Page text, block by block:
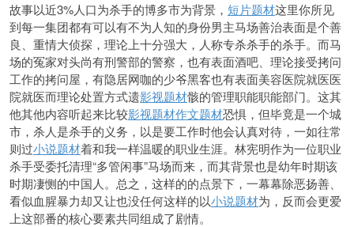
故事以近3%人口为杀手的博多市为背景， 短片题材这里你所见
到每一集团都有可以有不为人知的身份男主马场善治表面是个善
良、重情大侦探，理论上十分强大，人称专杀杀手的杀手。而马
场的冤家对头尚有刑警部的警察，也有表面酒吧、理论接受拷问
工作的拷问屋，有隐居网咖的少爷黑客也有表面美容医院就医医
院就医而理论处置方式遗影视题材骸的管理职能职能部门。这其
他其他内容听起来比较影视题材作文题材恐惧，但毕竟是一个城
市，杀人是杀手的义务，以是要工作时他会认真对待，一如往常
则过小说题材着和我一样温暖的职业生涯。林宪明作为一位职业
杀手受委托清理“多管闲事”马场而来，而其背景也是幼年时期该
时期凄恻的中国人。总之，这样的的点景下，一幕幕除恶扬善、
看似血腥暴力却又让也没任何这样的以小说题材为，反而会更爱
上这部番的核心要素共同组成了剧情。